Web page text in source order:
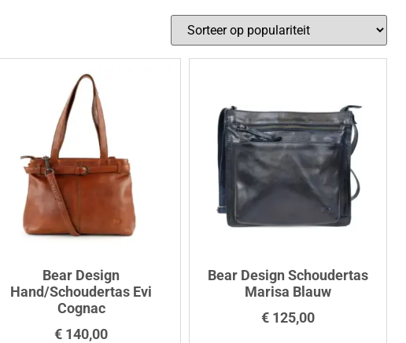
Bear Design
Hand/Schoudertas Evi
Cognac
€ 140,00
Bear Design Schoudertas
Marisa Blauw
€125,00